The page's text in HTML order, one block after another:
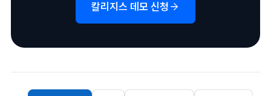
칼리지스 데모 신청